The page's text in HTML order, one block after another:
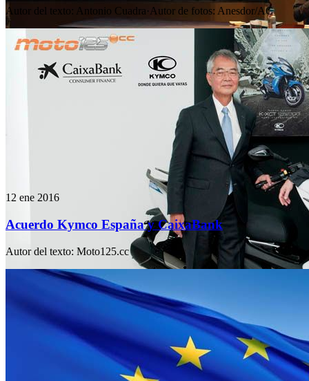
Autor del texto: Antonio Cuadra· Autor de fotos: Anesdor/AC
12 ene 2016
Acuerdo Kymco España y CaixaBank
Autor del texto: Moto125.cc